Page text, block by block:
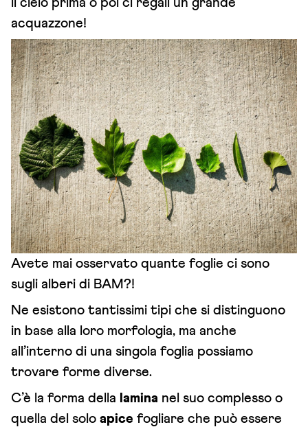
il cielo prima o poi ci regali un grande
acquazzone!
Avete mai osservato quante foglie ci sono
sugli alberi di BAM?!
Ne esistono tantissimi tipi che si distinguono
in base alla loro morfologia, ma anche
all’interno di una singola foglia possiamo
trovare forme diverse.
C’è la forma della lamina nel suo complesso o
quella del solo apice fogliare che può essere